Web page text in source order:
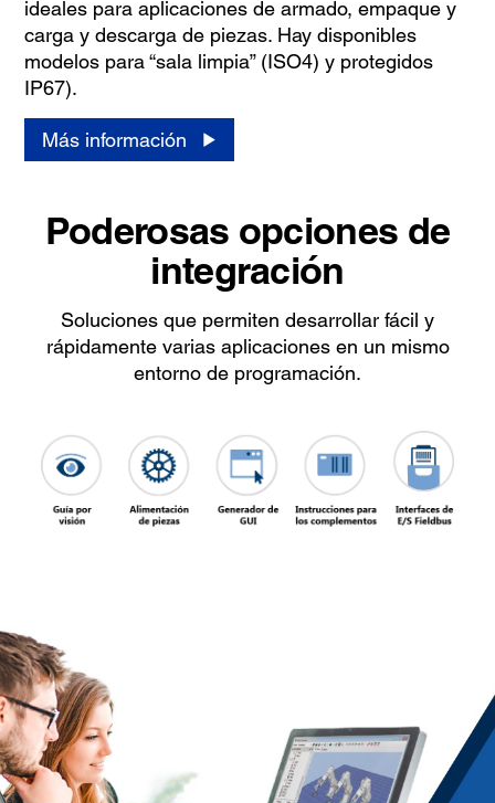
ideales para aplicaciones de armado, empaque y
carga y descarga de piezas. Hay disponibles
modelos para “sala limpia” (ISO4) y protegidos
IP67).
Más información
Poderosas opciones de
integración
Soluciones que permiten desarrollar fácil y
rápidamente varias aplicaciones en un mismo
entorno de programación.